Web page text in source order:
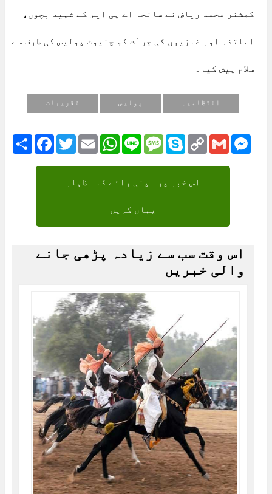
کمشنر محمد ریاض نے سانحہ اے پی ایس کے شہید بچوں،
اساتذہ اور غازیوں کی جراَت کو چنیوٹ پولیس کی طرف سے
سلام پیش کیا۔
انتظامیہ پولیس تقریبات
ShareFacebook
TwitterEmailWhatsApp
Line Message
SkypeCopy
Link
Gmail
اس خبر پر اپنی رائے کا اظہار
یہاں کریں
اس وقت سب سے زیادہ پڑھی جانے
والی خبریں